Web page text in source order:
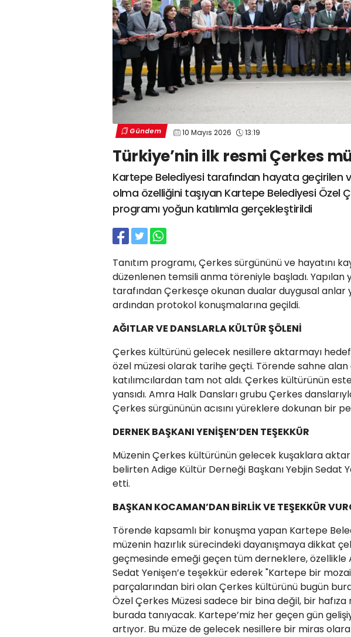
Gündem 10 Mayıs 2026 13:19
Türkiye’nin ilk resmi Çerkes
Kartepe Belediyesi tarafından hayata geçirilen
olma özelliğini taşıyan Kartepe Belediyesi Özel
programı yoğun katılımla gerçekleştirildi
Tanıtım programı, Çerkes sürgününü ve hayatını
düzenlenen temsili anma töreniyle başladı. Yapılan
tarafından Çerkesçe okunan dualar duygusal anlar
ardından protokol konuşmalarına geçildi.
AĞITLAR VE DANSLARLA KÜLTÜR ŞÖLENİ
Çerkes kültürünü gelecek nesillere aktarmayı
özel müzesi olarak tarihe geçti. Törende sahne
katılımcılardan tam not aldı. Çerkes kültürünün
yansıdı. Amra Halk Dansları grubu Çerkes
Çerkes sürgününün acısını yüreklere dokunan bir
DERNEK BAŞKANI YENİŞEN’DEN TEŞEKKÜR
Müzenin Çerkes kültürünün gelecek kuşaklara
belirten Adige Kültür Derneği Başkanı Yebjin Sedat
etti.
BAŞKAN KOCAMAN’DAN BİRLİK VE TEŞEKKÜR
Törende kapsamlı bir konuşma yapan Kartepe
müzenin hazırlık sürecindeki dayanışmaya dikkat
geçmesinde emeği geçen tüm derneklere, özellikle
Sedat Yenişen’e teşekkür ederek "Kartepe bir
parçalarından biri olan Çerkes kültürünü bugün
Özel Çerkes Müzesi sadece bir bina değil, bir
burada tanıyacak. Kartepe’miz her geçen gün
artıyor. Bu müze de gelecek nesillere bir miras